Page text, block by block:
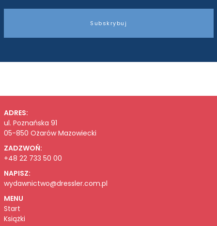
Subskrybuj
ADRES:
ul. Poznańska 91
05-850 Ożarów Mazowiecki
ZADZWOŃ:
+48 22 733 50 00
NAPISZ:
wydawnictwo@dressler.com.pl
MENU
Start
Książki